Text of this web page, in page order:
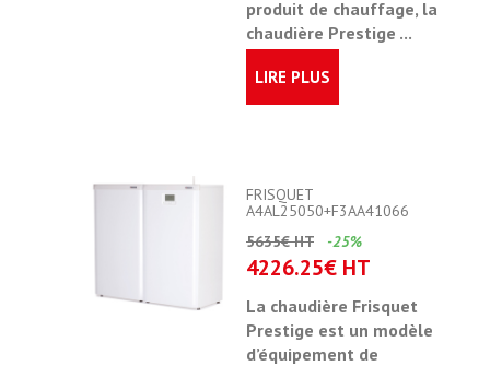
produit de chauffage, la
chaudière Prestige ...
LIRE PLUS
FRISQUET
A4AL25050+F3AA41066
5635€ HT
-25%
4226.25€ HT
La chaudière Frisquet
Prestige est un modèle
d’équipement de